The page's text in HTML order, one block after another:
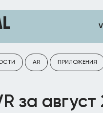
AR ПРИЛОЖЕНИЯ
за август